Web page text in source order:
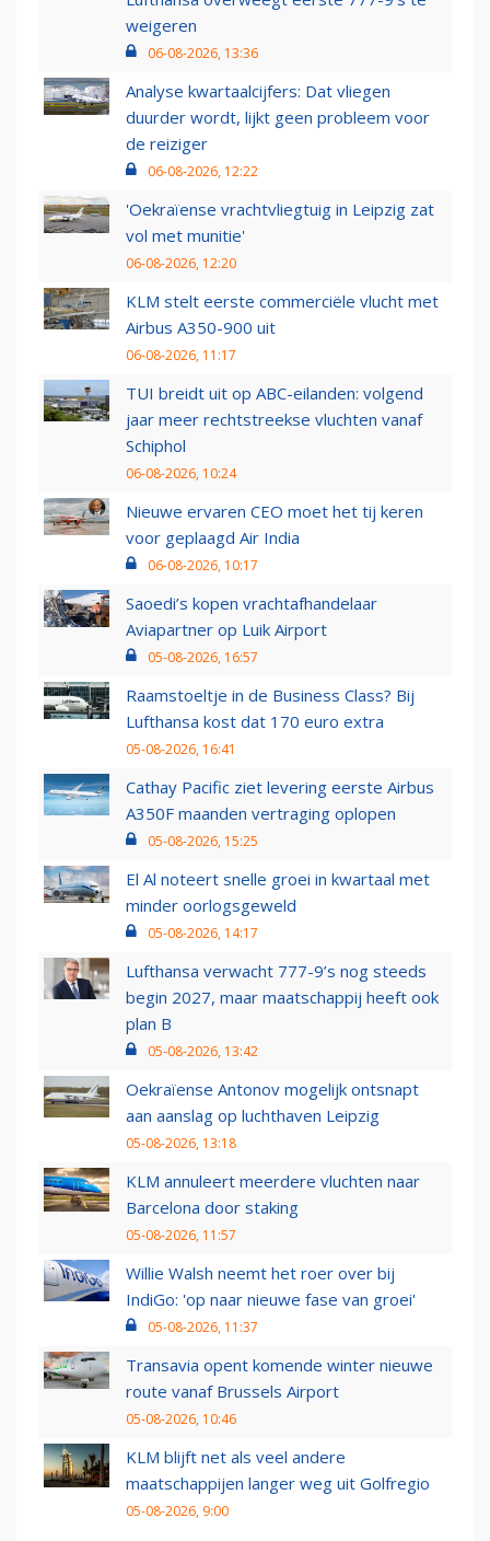
weigeren
06-08-2026, 13:36
Analyse kwartaalcijfers: Dat vliegen
duurder wordt, lijkt geen probleem voor
de reiziger
06-08-2026, 12:22
'Oekraïense vrachtvliegtuig in Leipzig zat
vol met munitie'
06-08-2026, 12:20
KLM stelt eerste commerciële vlucht met
Airbus A350-900 uit
06-08-2026, 11:17
TUI breidt uit op ABC-eilanden: volgend
jaar meer rechtstreekse vluchten vanaf
Schiphol
06-08-2026, 10:24
Nieuwe ervaren CEO moet het tij keren
voor geplaagd Air India
06-08-2026, 10:17
Saoedi’s kopen vrachtafhandelaar
Aviapartner op Luik Airport
05-08-2026, 16:57
Raamstoeltje in de Business Class? Bij
Lufthansa kost dat 170 euro extra
05-08-2026, 16:41
Cathay Pacific ziet levering eerste Airbus
A350F maanden vertraging oplopen
05-08-2026, 15:25
El Al noteert snelle groei in kwartaal met
minder oorlogsgeweld
05-08-2026, 14:17
Lufthansa verwacht 777-9’s nog steeds
begin 2027, maar maatschappij heeft ook
plan B
05-08-2026, 13:42
Oekraïense Antonov mogelijk ontsnapt
aan aanslag op luchthaven Leipzig
05-08-2026, 13:18
KLM annuleert meerdere vluchten naar
Barcelona door staking
05-08-2026, 11:57
Willie Walsh neemt het roer over bij
IndiGo: 'op naar nieuwe fase van groei'
05-08-2026, 11:37
Transavia opent komende winter nieuwe
route vanaf Brussels Airport
05-08-2026, 10:46
KLM blijft net als veel andere
maatschappijen langer weg uit Golfregio
05-08-2026, 9:00